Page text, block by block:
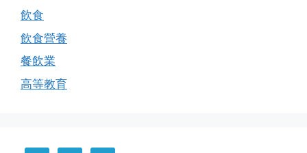
飲食
飲食營養
餐飲業
高等教育